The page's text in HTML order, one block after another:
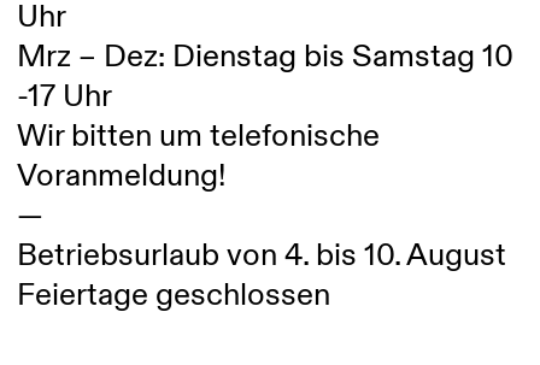
Uhr
Mrz – Dez: Dienstag bis Samstag 10
-17 Uhr
Wir bitten um telefonische
Voranmeldung!
—
Betriebsurlaub von 4. bis 10. August
Feiertage geschlossen